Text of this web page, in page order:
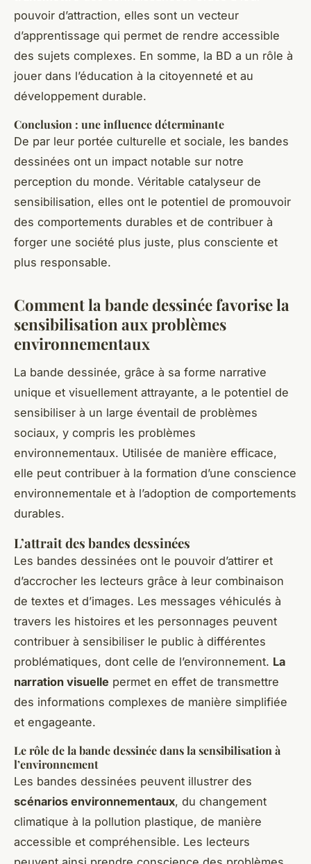
pouvoir d’attraction, elles sont un vecteur
d’apprentissage qui permet de rendre accessible
des sujets complexes. En somme, la BD a un rôle à
jouer dans l’éducation à la citoyenneté et au
développement durable.
Conclusion : une influence déterminante
De par leur portée culturelle et sociale, les bandes
dessinées ont un impact notable sur notre
perception du monde. Véritable catalyseur de
sensibilisation, elles ont le potentiel de promouvoir
des comportements durables et de contribuer à
forger une société plus juste, plus consciente et
plus responsable.
Comment la bande dessinée favorise la
sensibilisation aux problèmes
environnementaux
La bande dessinée, grâce à sa forme narrative
unique et visuellement attrayante, a le potentiel de
sensibiliser à un large éventail de problèmes
sociaux, y compris les problèmes
environnementaux. Utilisée de manière efficace,
elle peut contribuer à la formation d’une conscience
environnementale et à l’adoption de comportements
durables.
L’attrait des bandes dessinées
Les bandes dessinées ont le pouvoir d’attirer et
d’accrocher les lecteurs grâce à leur combinaison
de textes et d’images. Les messages véhiculés à
travers les histoires et les personnages peuvent
contribuer à sensibiliser le public à différentes
problématiques, dont celle de l’environnement. La
narration visuelle permet en effet de transmettre
des informations complexes de manière simplifiée
et engageante.
Le rôle de la bande dessinée dans la sensibilisation à
l’environnement
Les bandes dessinées peuvent illustrer des
scénarios environnementaux, du changement
climatique à la pollution plastique, de manière
accessible et compréhensible. Les lecteurs